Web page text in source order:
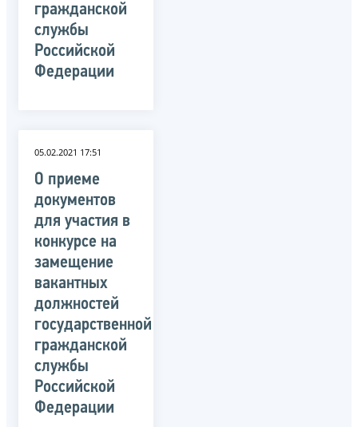
гражданской
службы
Российской
Федерации
05.02.2021 17:51
О приеме
документов
для участия в
конкурсе на
замещение
вакантных
должностей
государственной
гражданской
службы
Российской
Федерации